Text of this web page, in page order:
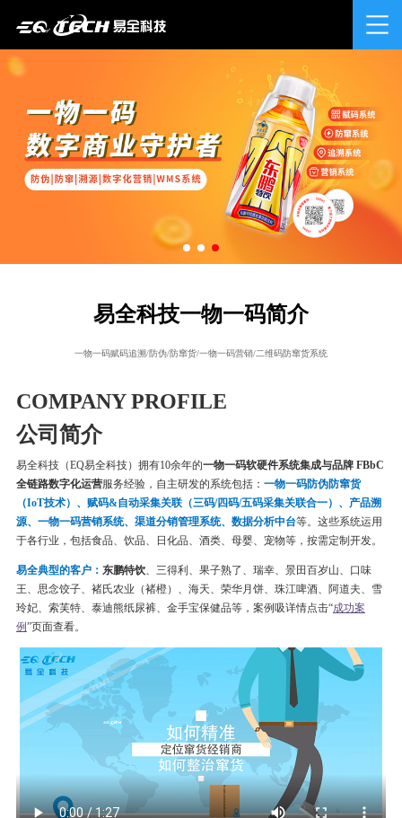
易全科技一物一码简介
一物一码赋码追溯/防伪/防窜货/一物一码营销/二维码防窜货系统
COMPANY PROFILE
公司简介
易全科技（EQ易全科技）拥有10余年的一物一码软硬件系统集成与品牌 FBbC
全链路数字化运营服务经验，自主研发的系统包括： 一物一码防伪防窜货
（IoT技术）、赋码&自动采集关联（三码/四码/五码采集关联合一）、产品溯
源、一物一码营销系统、渠道分销管理系统、数据分析中台等。这些系统运用
于各行业，包括食品、饮品、日化品、酒类、母婴、宠物等，按需定制开发。
易全典型的客户： 东鹏特饮、三得利、果子熟了、瑞幸、 景田百岁山、口味
王、思念饺子、 褚氏农业（褚橙）、 海天、荣华月饼、 珠江啤酒、 阿道夫、雪
玲妃、索芙特、泰迪熊纸尿裤、金手宝保健品等，案例吸详情点击“成功案
例”页面查看。